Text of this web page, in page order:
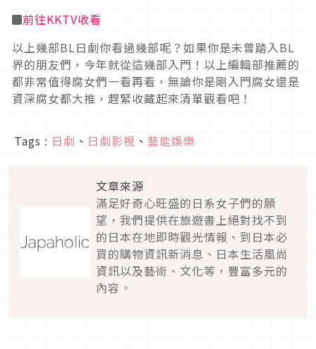
◼前往KKTV收看
以上幾部BL日劇你看過幾部呢？如果你是未曾踏入BL
界的朋友們，今年就從這幾部入門！以上編輯部推薦的
都非常值得腐女們一看再看，無論你是剛入門腐女還是
資深腐女都大推，趕緊收藏起來清單觀看吧！
Tags : 日劇 、 日劇影視 、 藝能娛樂
文章來源
滿足好奇心旺盛的日系女子們的願
望，我們提供在旅遊書上絕對找不到
的日本在地即時觀光情報、到日本必
買的購物資訊新消息、日本生活風尚
資訊以及藝術、文化等，豐富多元的
內容。